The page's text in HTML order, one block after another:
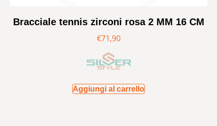
Bracciale tennis zirconi rosa 2 MM 16 CM
€71,90
Aggiungi al carrello